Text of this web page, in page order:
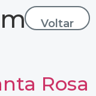
Voltar
Rosa